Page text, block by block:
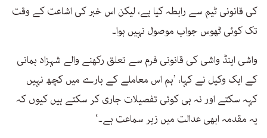
کی قانونی ٹیم سے رابطہ کیا ہے، لیکن اس خبر کی اشاعت کے وقت
تک کوئی ٹھوس جواب موصول نہیں ہوا۔
واشی اینڈ واشی کی قانونی فرم سے تعلق رکھنے والے شہزاد ہمانی
کے ایک وکیل نے کہا، ’ہم اس معاملے کے بارے میں کچھ نہیں
کہہ سکتے اور نہ ہی کوئی تفصیلات جاری کر سکتے ہیں کیوں کہ
یہ مقدمہ ابھی عدالت میں زیر سماعت ہے۔‘